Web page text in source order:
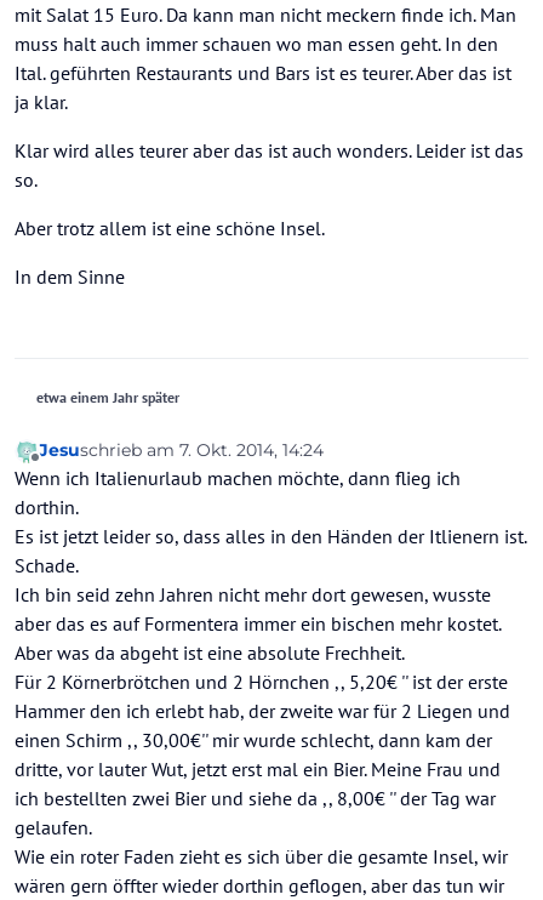
mit Salat 15 Euro. Da kann man nicht meckern finde ich. Man
muss halt auch immer schauen wo man essen geht. In den
Ital. geführten Restaurants und Bars ist es teurer. Aber das ist
ja klar.
Klar wird alles teurer aber das ist auch wonders. Leider ist das
so.
Aber trotz allem ist eine schöne Insel.
In dem Sinne
etwa einem Jahr später
Offline
Jesuschrieb am 7. Okt. 2014, 14:24
zuletzt editiert von
Wenn ich Italienurlaub machen möchte, dann flieg ich
dorthin.
Es ist jetzt leider so, dass alles in den Händen der Itlienern ist.
Schade.
Ich bin seid zehn Jahren nicht mehr dort gewesen, wusste
aber das es auf Formentera immer ein bischen mehr kostet.
Aber was da abgeht ist eine absolute Frechheit.
Für 2 Körnerbrötchen und 2 Hörnchen ,, 5,20€ '' ist der erste
Hammer den ich erlebt hab, der zweite war für 2 Liegen und
einen Schirm ,, 30,00€'' mir wurde schlecht, dann kam der
dritte, vor lauter Wut, jetzt erst mal ein Bier. Meine Frau und
ich bestellten zwei Bier und siehe da ,, 8,00€ '' der Tag war
gelaufen.
Wie ein roter Faden zieht es sich über die gesamte Insel, wir
wären gern öffter wieder dorthin geflogen, aber das tun wir